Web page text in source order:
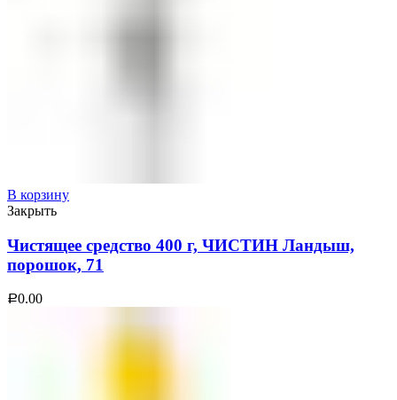
В корзину
Закрыть
Чистящее средство 400 г, ЧИСТИН Ландыш,
порошок, 71
Р0.00